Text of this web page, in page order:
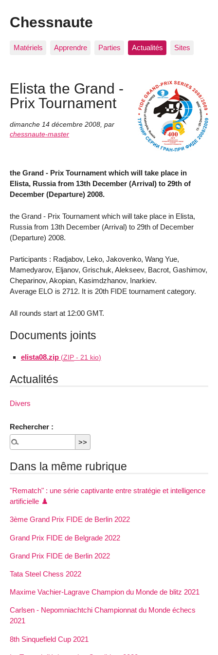
Chessnaute
Matériels Apprendre Parties Actualités Sites
Elista the Grand -
Prix Tournament
dimanche 14 décembre 2008, par
chessnaute-master
the Grand - Prix Tournament which will take place in
Elista, Russia from 13th December (Arrival) to 29th of
December (Departure) 2008.
the Grand - Prix Tournament which will take place in Elista,
Russia from 13th December (Arrival) to 29th of December
(Departure) 2008.
Participants : Radjabov, Leko, Jakovenko, Wang Yue,
Mamedyarov, Eljanov, Grischuk, Alekseev, Bacrot, Gashimov,
Cheparinov, Akopian, Kasimdzhanov, Inarkiev.
Average ELO is 2712. It is 20th FIDE tournament category.
All rounds start at 12:00 GMT.
Documents joints
elista08.zip (ZIP- 21 kio)
Actualités
Divers
Rechercher :
Dans la même rubrique
"Rematch" : une série captivante entre stratégie et intelligence
artificielle ♟️
3ème Grand Prix FIDE de Berlin 2022
Grand Prix FIDE de Belgrade 2022
Grand Prix FIDE de Berlin 2022
Tata Steel Chess 2022
Maxime Vachier-Lagrave Champion du Monde de blitz 2021
Carlsen - Nepomniachtchi Championnat du Monde échecs
2021
8th Sinquefield Cup 2021